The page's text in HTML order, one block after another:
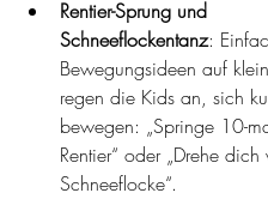
Rentier-Sprung und
Schneeflockentanz:
Bewegungsideen auf
regen die Kids an, sich
bewegen: „Springe 10-
Rentier“ oder „Drehe
Schneeflocke“.